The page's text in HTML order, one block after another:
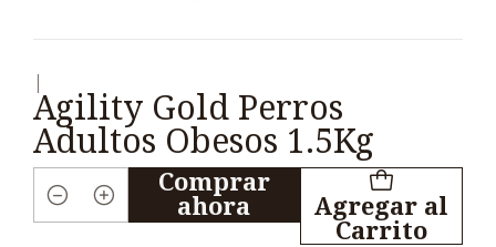
Agility Gold Perros
Adultos Obesos 1.5Kg
Cantidad
Agregar al
Carrito
Comprar
ahora